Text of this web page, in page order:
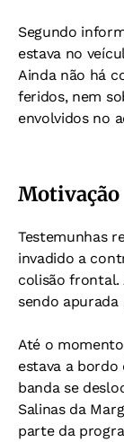
Segundo
estava no
Ainda não há
feridos, nem
envolvidos no
Motivação
Testemunhas
invadido a
colisão frontal.
sendo apurada
Até o
estava a
banda se
Salinas da
parte da